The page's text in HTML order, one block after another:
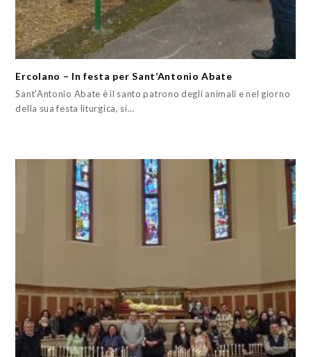
Ercolano – In festa per Sant’Antonio Abate
Sant'Antonio Abate è il santo patrono degli animali e nel giorno
della sua festa liturgica, si…